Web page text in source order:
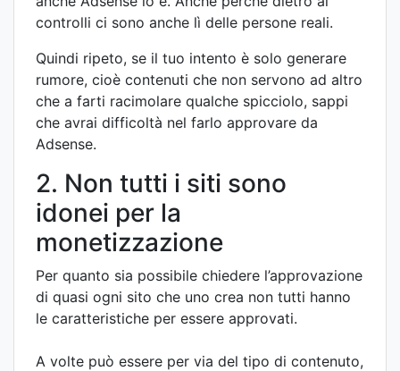
controlli ci sono anche lì delle persone reali.
Quindi ripeto, se il tuo intento è solo generare
rumore, cioè contenuti che non servono ad altro
che a farti racimolare qualche spicciolo, sappi
che avrai difficoltà nel farlo approvare da
Adsense.
2. Non tutti i siti sono
idonei per la
monetizzazione
Per quanto sia possibile chiedere l’approvazione
di quasi ogni sito che uno crea non tutti hanno
le caratteristiche per essere approvati.
A volte può essere per via del tipo di contenuto,